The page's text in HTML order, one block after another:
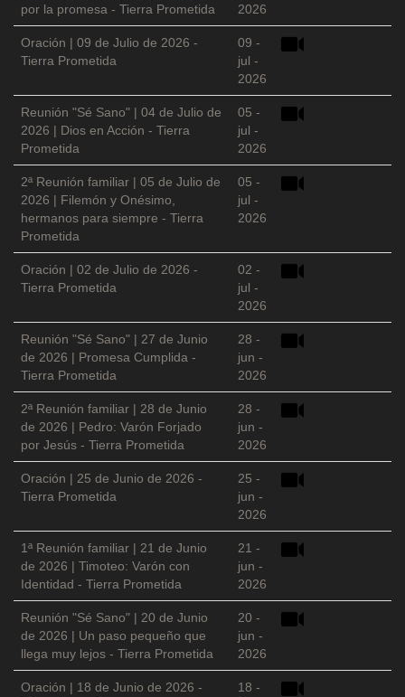
por la promesa - Tierra Prometida
2026
Oración | 09 de Julio de 2026 -
Tierra Prometida
09 -
jul -
2026
Reunión "Sé Sano" | 04 de Julio de
2026 | Dios en Acción - Tierra
Prometida
05 -
jul -
2026
2ª Reunión familiar | 05 de Julio de
2026 | Filemón y Onésimo,
hermanos para siempre - Tierra
Prometida
05 -
jul -
2026
Oración | 02 de Julio de 2026 -
Tierra Prometida
02 -
jul -
2026
Reunión "Sé Sano" | 27 de Junio
de 2026 | Promesa Cumplida -
Tierra Prometida
28 -
jun -
2026
2ª Reunión familiar | 28 de Junio
de 2026 | Pedro: Varón Forjado
por Jesús - Tierra Prometida
28 -
jun -
2026
Oración | 25 de Junio de 2026 -
Tierra Prometida
25 -
jun -
2026
1ª Reunión familiar | 21 de Junio
de 2026 | Timoteo: Varón con
Identidad - Tierra Prometida
21 -
jun -
2026
Reunión "Sé Sano" | 20 de Junio
de 2026 | Un paso pequeño que
llega muy lejos - Tierra Prometida
20 -
jun -
2026
Oración | 18 de Junio de 2026 -
18 -